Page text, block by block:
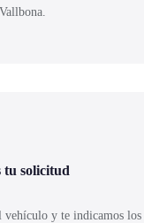
tu solicitud
vehículo y te indicamos los